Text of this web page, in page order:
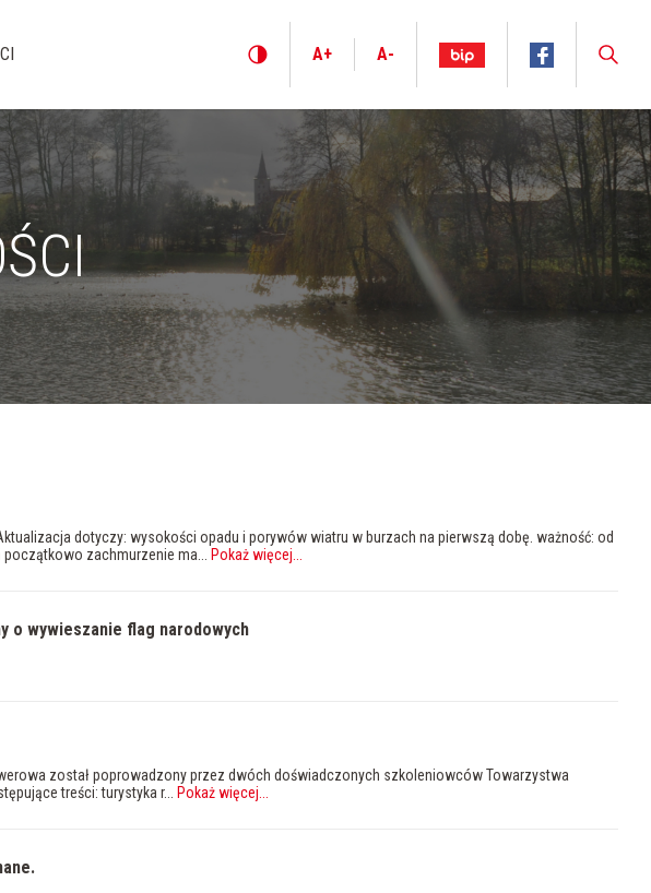
A+ A-
Aktualizacja dotyczy: wysokości opadu i porywów wiatru w burzach na pierwszą dobę. ważność: od
zachmurzenie ma...
Pokaż więcej
o wywieszanie flag narodowych
został poprowadzony przez dwóch doświadczonych szkoleniowców Towarzystwa
treści: turystyka r...
Pokaż więcej